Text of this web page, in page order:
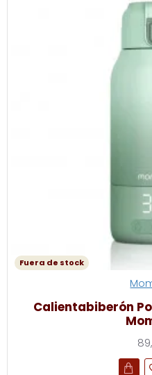
Fuera de stock
Calientabiberón